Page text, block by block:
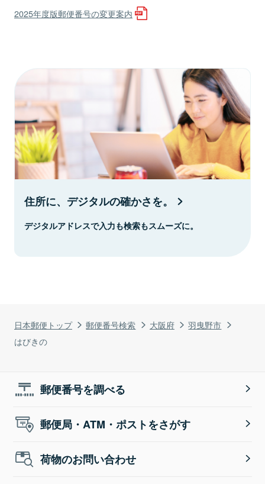
日本郵便トップ 郵便番号検索 大阪府
羽曳野市
はびきの
2025年度版郵便番号の変更案内
住所に、デジタルの確かさを。
デジタルアドレスで入力も検索もスムーズに。
郵便番号を調べる
郵便局・ATM・ポストをさがす
荷物のお問い合わせ